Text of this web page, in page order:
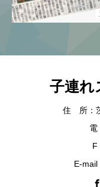
子連れ
住 所：
F
E-mail